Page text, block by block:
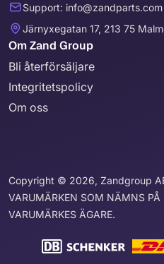
Support: info@zandparts.com
Järnyxegatan 17, 213 75
Om Zand Group
Bli återförsäljare
Integritetspolicy
Om oss
Copyright © 2026, Zandgroup
VARUMÄRKEN SOM NÄMNS PÅ
VARUMÄRKES ÄGARE.